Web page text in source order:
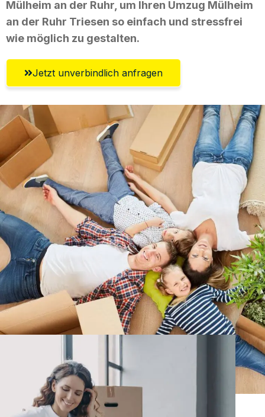
Mülheim an der Ruhr, um Ihren Umzug Mülheim
an der Ruhr Triesen so einfach und stressfrei
wie möglich zu gestalten.
Jetzt unverbindlich anfragen